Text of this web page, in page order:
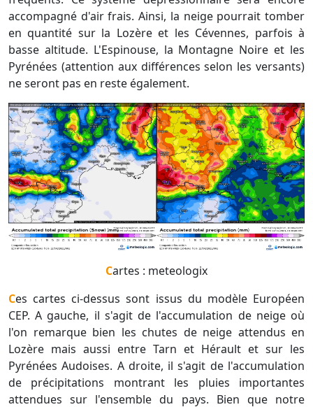
accompagné d'air frais. Ainsi, la neige pourrait tomber
en quantité sur la Lozère et les Cévennes, parfois à
basse altitude. L'Espinouse, la Montagne Noire et les
Pyrénées (attention aux différences selon les versants)
ne seront pas en reste également.
Cartes : meteologix
Ces cartes ci-dessus sont issus du modèle Européen
CEP. A gauche, il s'agit de l'accumulation de neige où
l'on remarque bien les chutes de neige attendus en
Lozère mais aussi entre Tarn et Hérault et sur les
Pyrénées Audoises. A droite, il s'agit de l'accumulation
de précipitations montrant les pluies importantes
attendues sur l'ensemble du pays. Bien que notre